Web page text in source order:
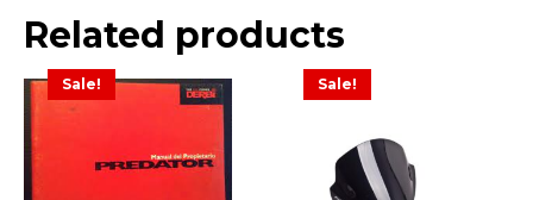
Related products
Sale! Sale!